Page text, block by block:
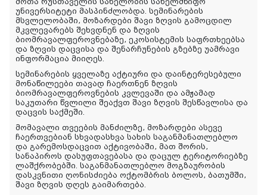
უნივერსიტეტი მასპინძლობდა. სემინარების
მსვლელობაში, მოზარდები შავი ზღვის გამოცდილ
მკვლევარებს შეხვდნენ და ზღვის
ბიომრავალფეროვნებაზე, ეკოსისტემის საფრთხეებსა
და ზღვის დაცვისა და შენარჩუნების გზებზე უამრავი
ინფორმაცია მიიღეს.
სემინარების ყველაზე აქტიური და დაინტერესებული
მონაწილეები თავად ჩაერთნენ ზღვის
ბიომრავალფეროვნების კვლევაში და ამჟამად
საკუთარი წვლილი შეაქვთ შავი ზღვის შესწავლისა და
დაცვის საქმეში.
მომავალი თვეების მანძილზე, მოზარდები ასევე
ჩაერთვებიან სხვადასხვა სახის საგანმანათლებლო
და გარემოსდაცვით აქტივობაში, მათ შორის,
სანაპიროს დასუფთავებასა და დაცულ ტერიტორიებზე
ლაშქრობებში. საგანმანათლებლო მოგზაურობის
დასკვნითი ღონისძიება ოქტომბრის ბოლოს, ბათუმში,
შავი ზღვის დღეს გაიმართება.